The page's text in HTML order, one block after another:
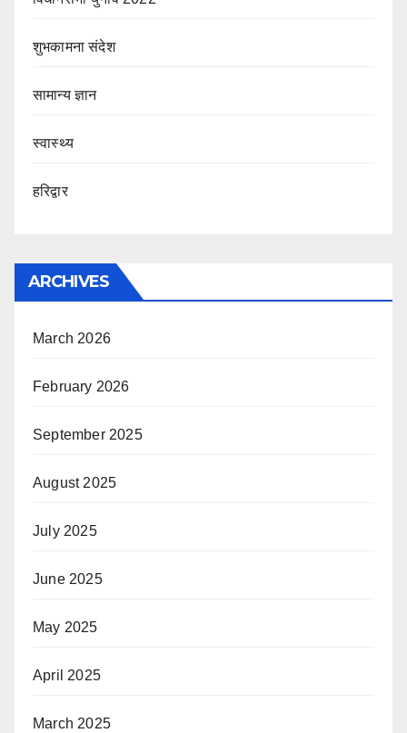
शुभकामना संदेश
सामान्य ज्ञान
स्वास्थ्य
हरिद्वार
ARCHIVES
March 2026
February 2026
September 2025
August 2025
July 2025
June 2025
May 2025
April 2025
March 2025